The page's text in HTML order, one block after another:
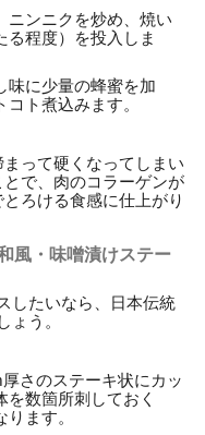
ニンニクを炒め、焼い
る程度）を投入しま
味に少量の蜂蜜を加
ト煮込みます。
って硬くなってしまい
で、肉のコラーゲンが
ろける食感に仕上がり
風・味噌漬けステー
したいなら、日本伝統
ょう。
さのステーキ状にカッ
を数箇所刺しておく
ます。